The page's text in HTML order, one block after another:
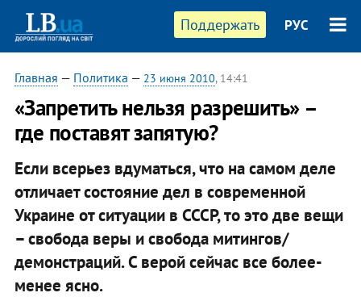
Поддержать РУС
Главная — Политика — 23 июня 2010, 14:41
«Запретить нельзя разрешить» –
где поставят запятую?
Если всерьез вдуматься, что на самом деле
отличает состояние дел в современной
Украине от ситуации в СССР, то это две вещи
– свобода веры и свобода митингов/
демонстраций. С верой сейчас все более-
менее ясно.